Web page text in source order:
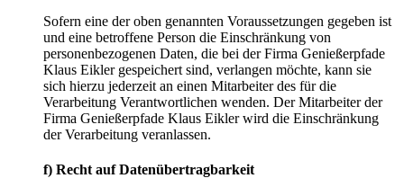
Sofern eine der oben genannten Voraussetzungen gegeben ist
und eine betroffene Person die Einschränkung von
personenbezogenen Daten, die bei der Firma Genießerpfade
Klaus Eikler gespeichert sind, verlangen möchte, kann sie
sich hierzu jederzeit an einen Mitarbeiter des für die
Verarbeitung Verantwortlichen wenden. Der Mitarbeiter der
Firma Genießerpfade Klaus Eikler wird die Einschränkung
der Verarbeitung veranlassen.
f) Recht auf Datenübertragbarkeit